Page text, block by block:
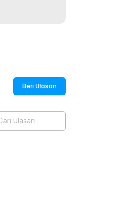
Beri Ulasan
Ulasan